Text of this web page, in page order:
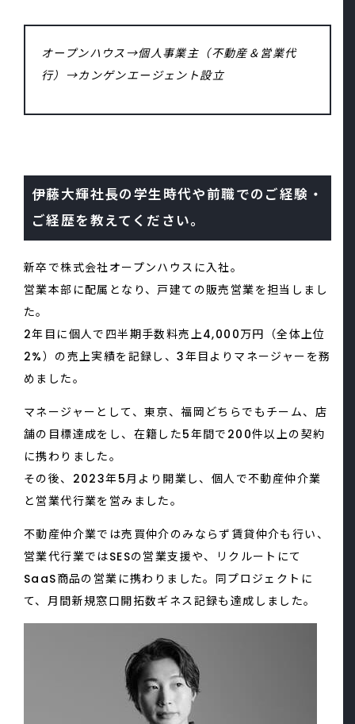
オープンハウス→個人事業主（不動産＆営業代
行）→カンゲンエージェント設立
伊藤大輝社長の学生時代や前職でのご経験・
ご経歴を教えてください。
新卒で株式会社オープンハウスに入社。
営業本部に配属となり、戸建ての販売営業を担当しまし
た。
2年目に個人で四半期手数料売上4,000万円（全体上位
2%）の売上実績を記録し、3年目よりマネージャーを務
めました。
マネージャーとして、東京、福岡どちらでもチーム、店
舗の目標達成をし、在籍した5年間で200件以上の契約
に携わりました。
その後、2023年5月より開業し、個人で不動産仲介業
と営業代行業を営みました。
不動産仲介業では売買仲介のみならず賃貸仲介も行い、
営業代行業ではSESの営業支援や、リクルートにて
SaaS商品の営業に携わりました。同プロジェクトに
て、月間新規窓口開拓数ギネス記録も達成しました。